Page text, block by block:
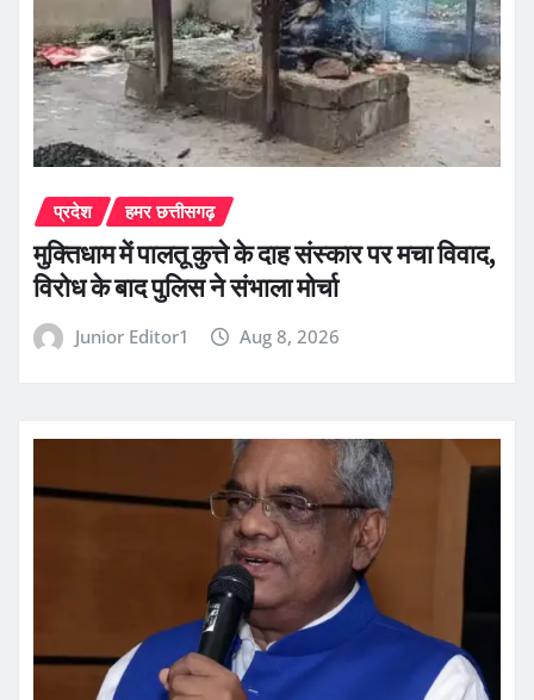
प्रदेश हमर छत्तीसगढ़
मुक्तिधाम में पालतू कुत्ते के दाह संस्कार पर मचा विवाद,
विरोध के बाद पुलिस ने संभाला मोर्चा
Junior Editor1 Aug 8, 2026